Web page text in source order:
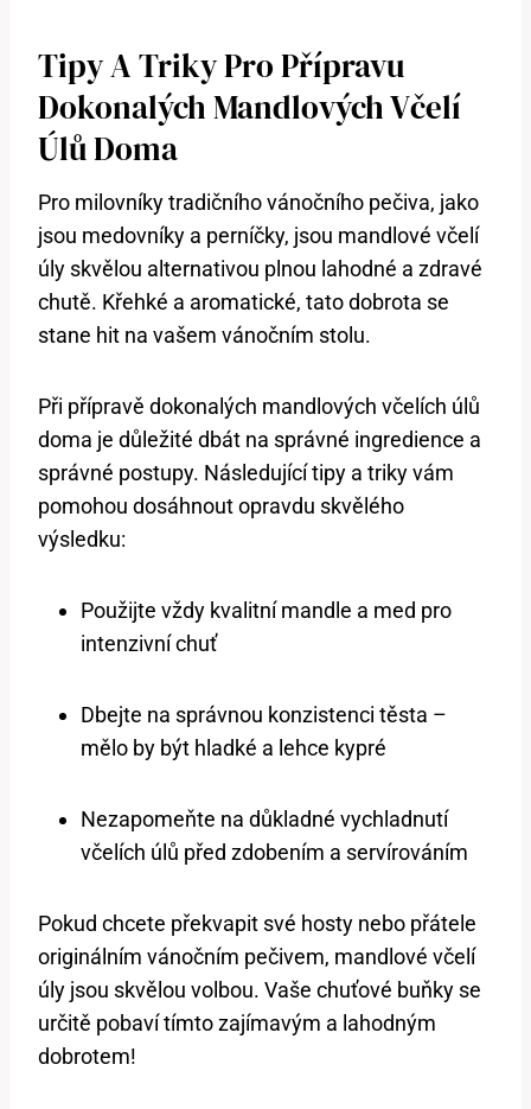
Tipy A Triky Pro Přípravu
Dokonalých Mandlových Včelí
Úlů Doma
Pro milovníky tradičního vánočního pečiva, jako
jsou medovníky a perníčky, jsou mandlové včelí
úly skvělou alternativou plnou lahodné a zdravé
chutě. Křehké a aromatické, tato dobrota se
stane hit na vašem vánočním stolu.
Při přípravě dokonalých mandlových včelích úlů
doma je důležité dbát na správné ingredience a
správné postupy. Následující tipy a triky vám
pomohou dosáhnout opravdu skvělého
výsledku:
Použijte vždy kvalitní mandle a med pro
intenzivní chuť
Dbejte na správnou konzistenci těsta –
mělo by být hladké a lehce kypré
Nezapomeňte na důkladné vychladnutí
včelích úlů před zdobením a servírováním
Pokud chcete překvapit své hosty nebo přátele
originálním vánočním pečivem, mandlové včelí
úly jsou skvělou volbou. Vaše chuťové buňky se
určitě pobaví tímto zajímavým a lahodným
dobrotem!